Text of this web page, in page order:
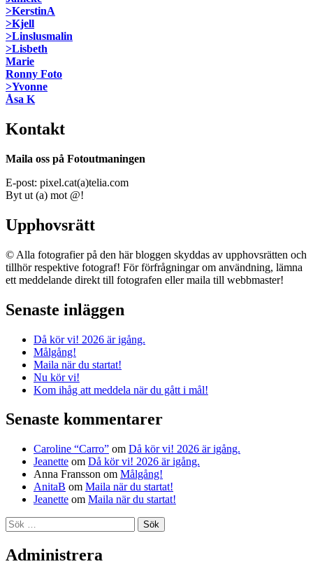
>KerstinA
>Kjell
>Linslusmalin
>Lisbeth
Marie
Ronny Foto
>Yvonne
Åsa K
Kontakt
Maila oss på Fotoutmaningen
E-post: pixel.cat(a)telia.com
Byt ut (a) mot @!
Upphovsrätt
© Alla fotografier på den här bloggen skyddas av upphovsrätten och
tillhör respektive fotograf! För förfrågningar om användning, lämna
ett meddelande direkt till fotografen eller maila till webbmaster!
Senaste inläggen
Då kör vi! 2026 är igång.
Målgång!
Maila när du startat!
Nu kör vi!
Kom ihåg att meddela när du gått i mål!
Senaste kommentarer
Caroline “Carro” om Då kör vi! 2026 är igång.
Jeanette om Då kör vi! 2026 är igång.
Anna Fransson om Målgång!
AnitaB om Maila när du startat!
Jeanette om Maila när du startat!
Sök
efter:
Administrera